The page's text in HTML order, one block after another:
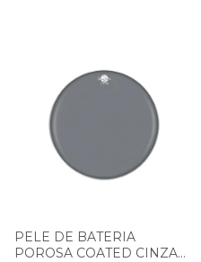
PELE DE BATERIA
POROSA COATED CINZA